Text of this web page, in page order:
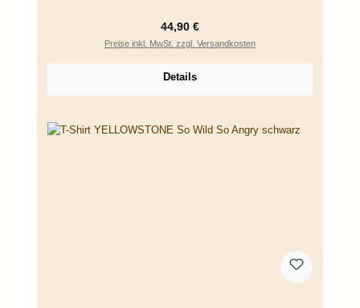
Regulärer Preis:
44,90 €
Preise inkl. MwSt. zzgl. Versandkosten
Details